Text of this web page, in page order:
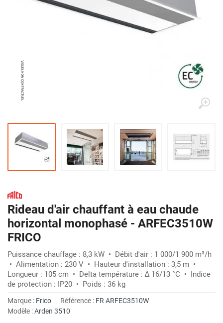
Rideau d'air chauffant à eau chaude
horizontal monophasé - ARFEC3510W
FRICO
Puissance chauffage : 8,3 kW • Débit d'air : 1 000/1 900 m³/h
• Alimentation : 230 V • Hauteur d'installation : 3,5 m •
Longueur : 105 cm • Delta température : ∆ 16/13 °C • Indice
de protection : IP20 • Poids : 36 kg
Marque : Frico Référence : FR ARFEC3510W
Modèle :Arden 3510